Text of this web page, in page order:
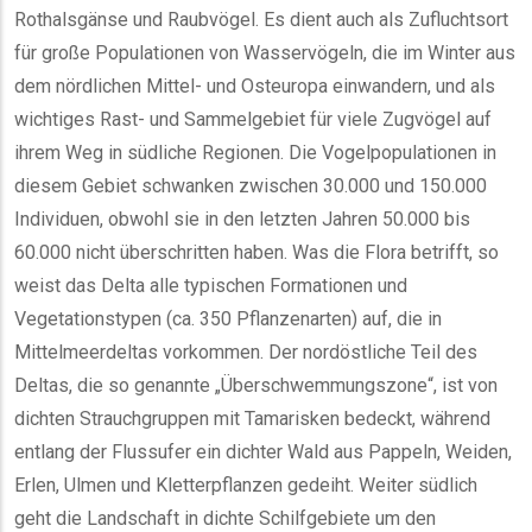
Rothalsgänse und Raubvögel. Es dient auch als Zufluchtsort
für große Populationen von Wasservögeln, die im Winter aus
dem nördlichen Mittel- und Osteuropa einwandern, und als
wichtiges Rast- und Sammelgebiet für viele Zugvögel auf
ihrem Weg in südliche Regionen. Die Vogelpopulationen in
diesem Gebiet schwanken zwischen 30.000 und 150.000
Individuen, obwohl sie in den letzten Jahren 50.000 bis
60.000 nicht überschritten haben. Was die Flora betrifft, so
weist das Delta alle typischen Formationen und
Vegetationstypen (ca. 350 Pflanzenarten) auf, die in
Mittelmeerdeltas vorkommen. Der nordöstliche Teil des
Deltas, die so genannte „Überschwemmungszone“, ist von
dichten Strauchgruppen mit Tamarisken bedeckt, während
entlang der Flussufer ein dichter Wald aus Pappeln, Weiden,
Erlen, Ulmen und Kletterpflanzen gedeiht. Weiter südlich
geht die Landschaft in dichte Schilfgebiete um den